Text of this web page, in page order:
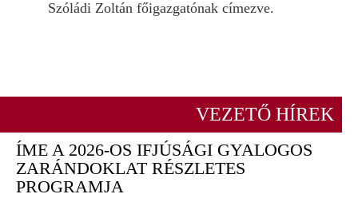
Szóládi Zoltán főigazgatónak címezve.
VEZETŐ HÍREK
ÍME A 2026-OS IFJÚSÁGI GYALOGOS
ZARÁNDOKLAT RÉSZLETES
PROGRAMJA